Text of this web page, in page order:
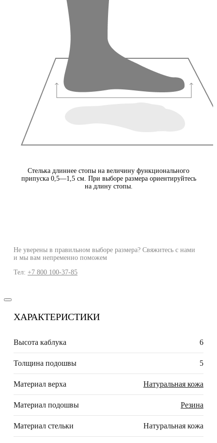
Стелька длиннее стопы на величину функционального
припуска 0,5—1,5 см. При выборе размера ориентируйтесь
на длину стопы.
Не уверены в правильном выборе размера? Свяжитесь с нами
и мы вам непременно поможем
Тел: +7 800 100-37-85
ХАРАКТЕРИСТИКИ
Высота каблука 6
Толщина подошвы 5
Материал верха Натуральная кожа
Материал подошвы Резина
Материал стельки Натуральная кожа